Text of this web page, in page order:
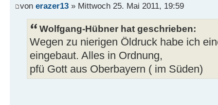
von erazer13 » Mittwoch 25. Mai 2011, 19:59
Wolfgang-Hübner hat geschrieben:
Wegen zu nierigen Öldruck habe ich
eingebaut. Alles in Ordnung,
pfü Gott aus Oberbayern ( im Süden)